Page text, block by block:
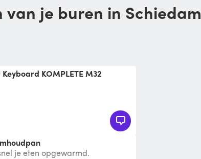
van je buren in Schiedam
Keyboard KOMPLETE M32
je eten opgewarmd.